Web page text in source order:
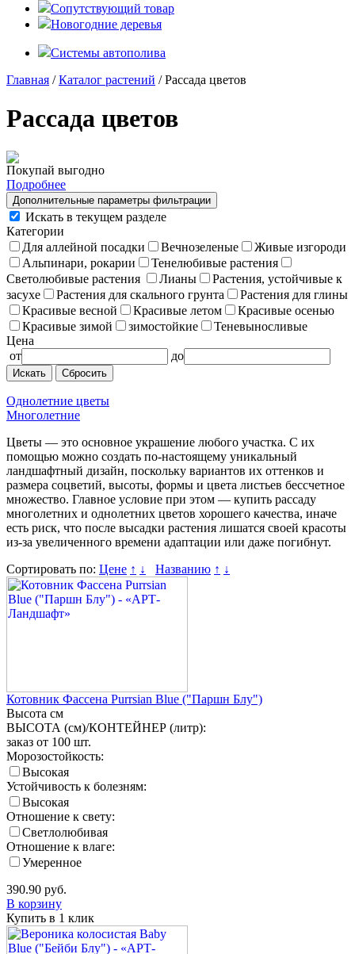
Сопутствующий товар
Новогодние деревья
Системы автополива
Главная /Каталог растений / Рассада цветов
Рассада цветов
Покупай выгодно
Подробнее
Дополнительные параметры фильтрации
Искать в текущем разделе
Категории
Для аллейной посадки
Вечнозеленые
Живые изгороди
Альпинари, рокарии
Тенелюбивые растения
Светолюбивые растения
Лианы
Растения, устойчивые к
засухе
Растения для скального грунта
Растения для глины
Красивые весной
Красивые летом
Красивые осенью
Красивые зимой
зимостойкие
Теневыносливые
Цена
от
до
Сбросить
Однолетние цветы
Многолетние
Цветы — это основное украшение любого участка. С их
помощью можно создать по-настоящему уникальный
ландшафтный дизайн, поскольку вариантов их оттенков и
размера соцветий, высоты, формы и цвета листьев бессчетное
множество. Главное условие при этом — купить рассаду
многолетних и однолетних цветов хорошего качества, иначе
есть риск, что после высадки растения лишатся своей красоты
из-за увеличенного времени адаптации или даже погибнут.
Сортировать по: Цене ↑ ↓ Названию ↑ ↓
Котовник Фассена Purrsian Blue ("Паршн Блу")
Высота см
ВЫСОТА (см)/КОНТЕЙНЕР (литр):
заказ от 100 шт.
Морозостойкость:
Высокая
Устойчивость к болезням:
Высокая
Отношение к свету:
Светлолюбивая
Отношение к влаге:
Умеренное
390.90 руб.
В корзину
Купить в 1 клик